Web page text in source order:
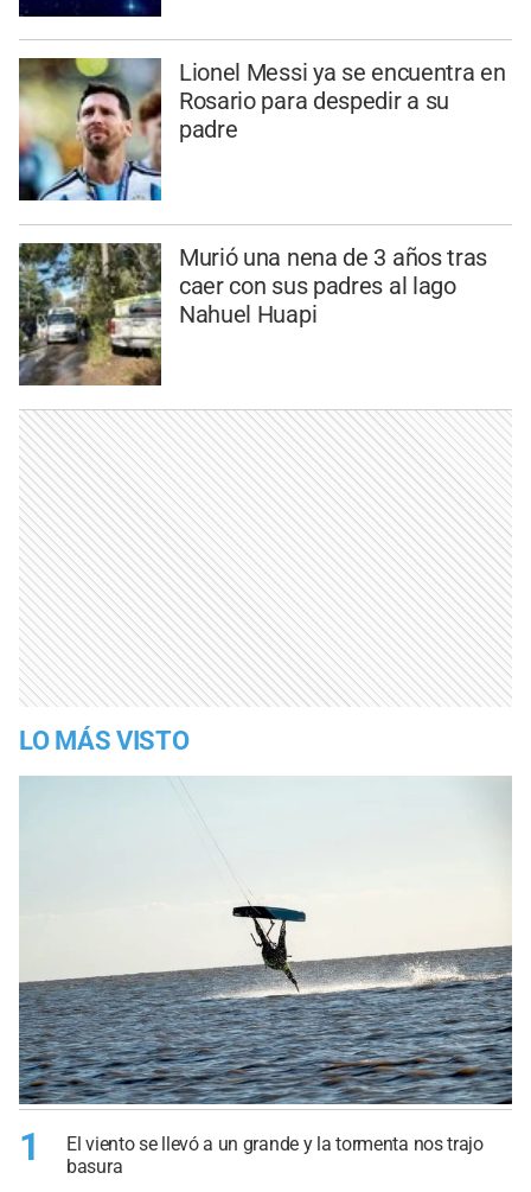
Lionel Messi ya se encuentra en
Rosario para despedir a su
padre
Murió una nena de 3 años tras
caer con sus padres al lago
Nahuel Huapi
LO MÁS VISTO
1
El viento se llevó a un grande y la tormenta nos trajo
basura